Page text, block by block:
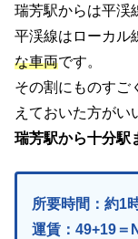
瑞芳駅からは平渓
平渓線はローカル
な車両です。
その割にものすご
えておいた方がい
瑞芳駅から十分駅
所要時間：約1
運賃：49+19＝